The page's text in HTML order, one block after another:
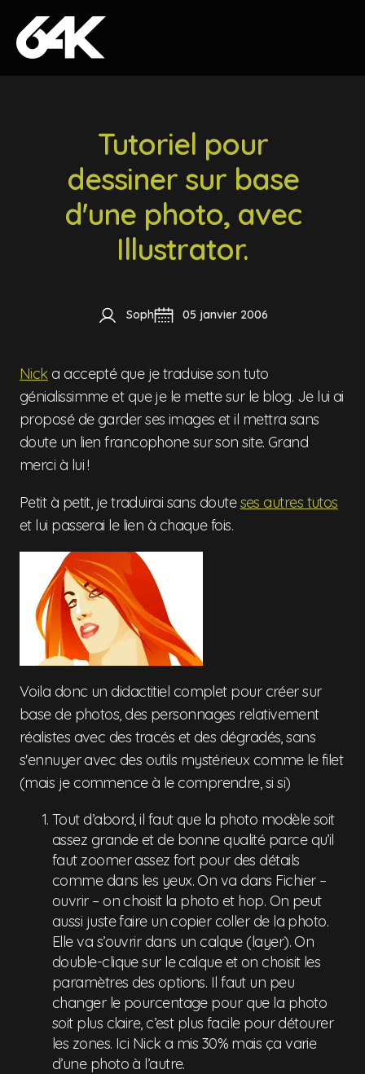
Skip to content
Tutoriel pour
dessiner sur base
d'une photo, avec
Illustrator.
Soph 05 janvier 2006
Nick a accepté que je traduise son tuto
génialissimme et que je le mette sur le blog. Je lui ai
proposé de garder ses images et il mettra sans
doute un lien francophone sur son site. Grand
merci à lui !
Petit à petit, je traduirai sans douteses autres tutos
et lui passerai le lien à chaque fois.
Voila donc un didactitiel complet pour créer sur
base de photos, des personnages relativement
réalistes avec des tracés et des dégradés, sans
s'ennuyer avec des outils mystérieux comme le filet
(mais je commence à le comprendre, si si)
Tout d’abord, il faut que la photo modèle soit
assez grande et de bonne qualité parce qu’il
faut zoomer assez fort pour des détails
comme dans les yeux. On va dans Fichier –
ouvrir – on choisit la photo et hop. On peut
aussi juste faire un copier coller de la photo.
Elle va s’ouvrir dans un calque (layer). On
double-clique sur le calque et on choisit les
paramètres des options. Il faut un peu
changer le pourcentage pour que la photo
soit plus claire, c’est plus facile pour détourer
les zones. Ici Nick a mis 30% mais ça varie
d’une photo à l’autre.